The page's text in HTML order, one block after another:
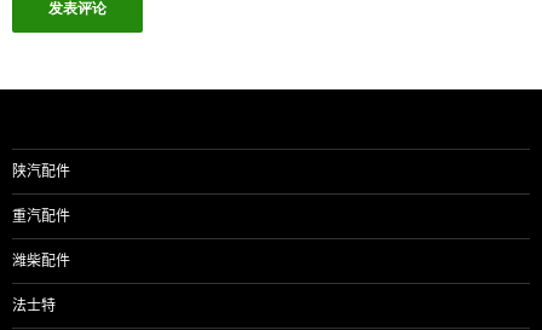
陕汽配件
重汽配件
潍柴配件
法士特